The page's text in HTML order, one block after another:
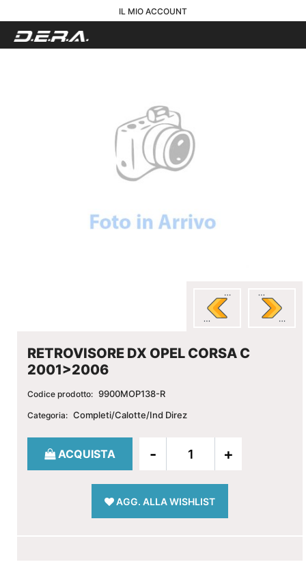
IL MIO ACCOUNT
RETROVISORE DX OPEL CORSA C
2001>2006
Codice prodotto: 9900MOP138-R
Categoria: Completi/Calotte/Ind Direz
Quantità
ACQUISTA
AGG. ALLA WISHLIST